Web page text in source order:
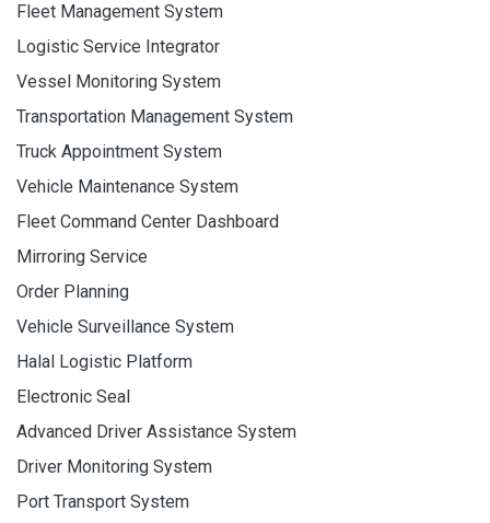
Fleet Management System
Logistic Service Integrator
Vessel Monitoring System
Transportation Management System
Truck Appointment System
Vehicle Maintenance System
Fleet Command Center Dashboard
Mirroring Service
Order Planning
Vehicle Surveillance System
Halal Logistic Platform
Electronic Seal
Advanced Driver Assistance System
Driver Monitoring System
Port Transport System